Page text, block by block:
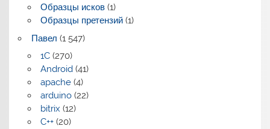
Образцы исков(1)
Образцы претензий(1)
Павел (1 547)
1C(270)
Android(41)
apache(4)
arduino(22)
bitrix (12)
C++(20)